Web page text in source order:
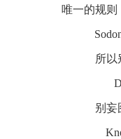
唯一的规则
所以
别妄